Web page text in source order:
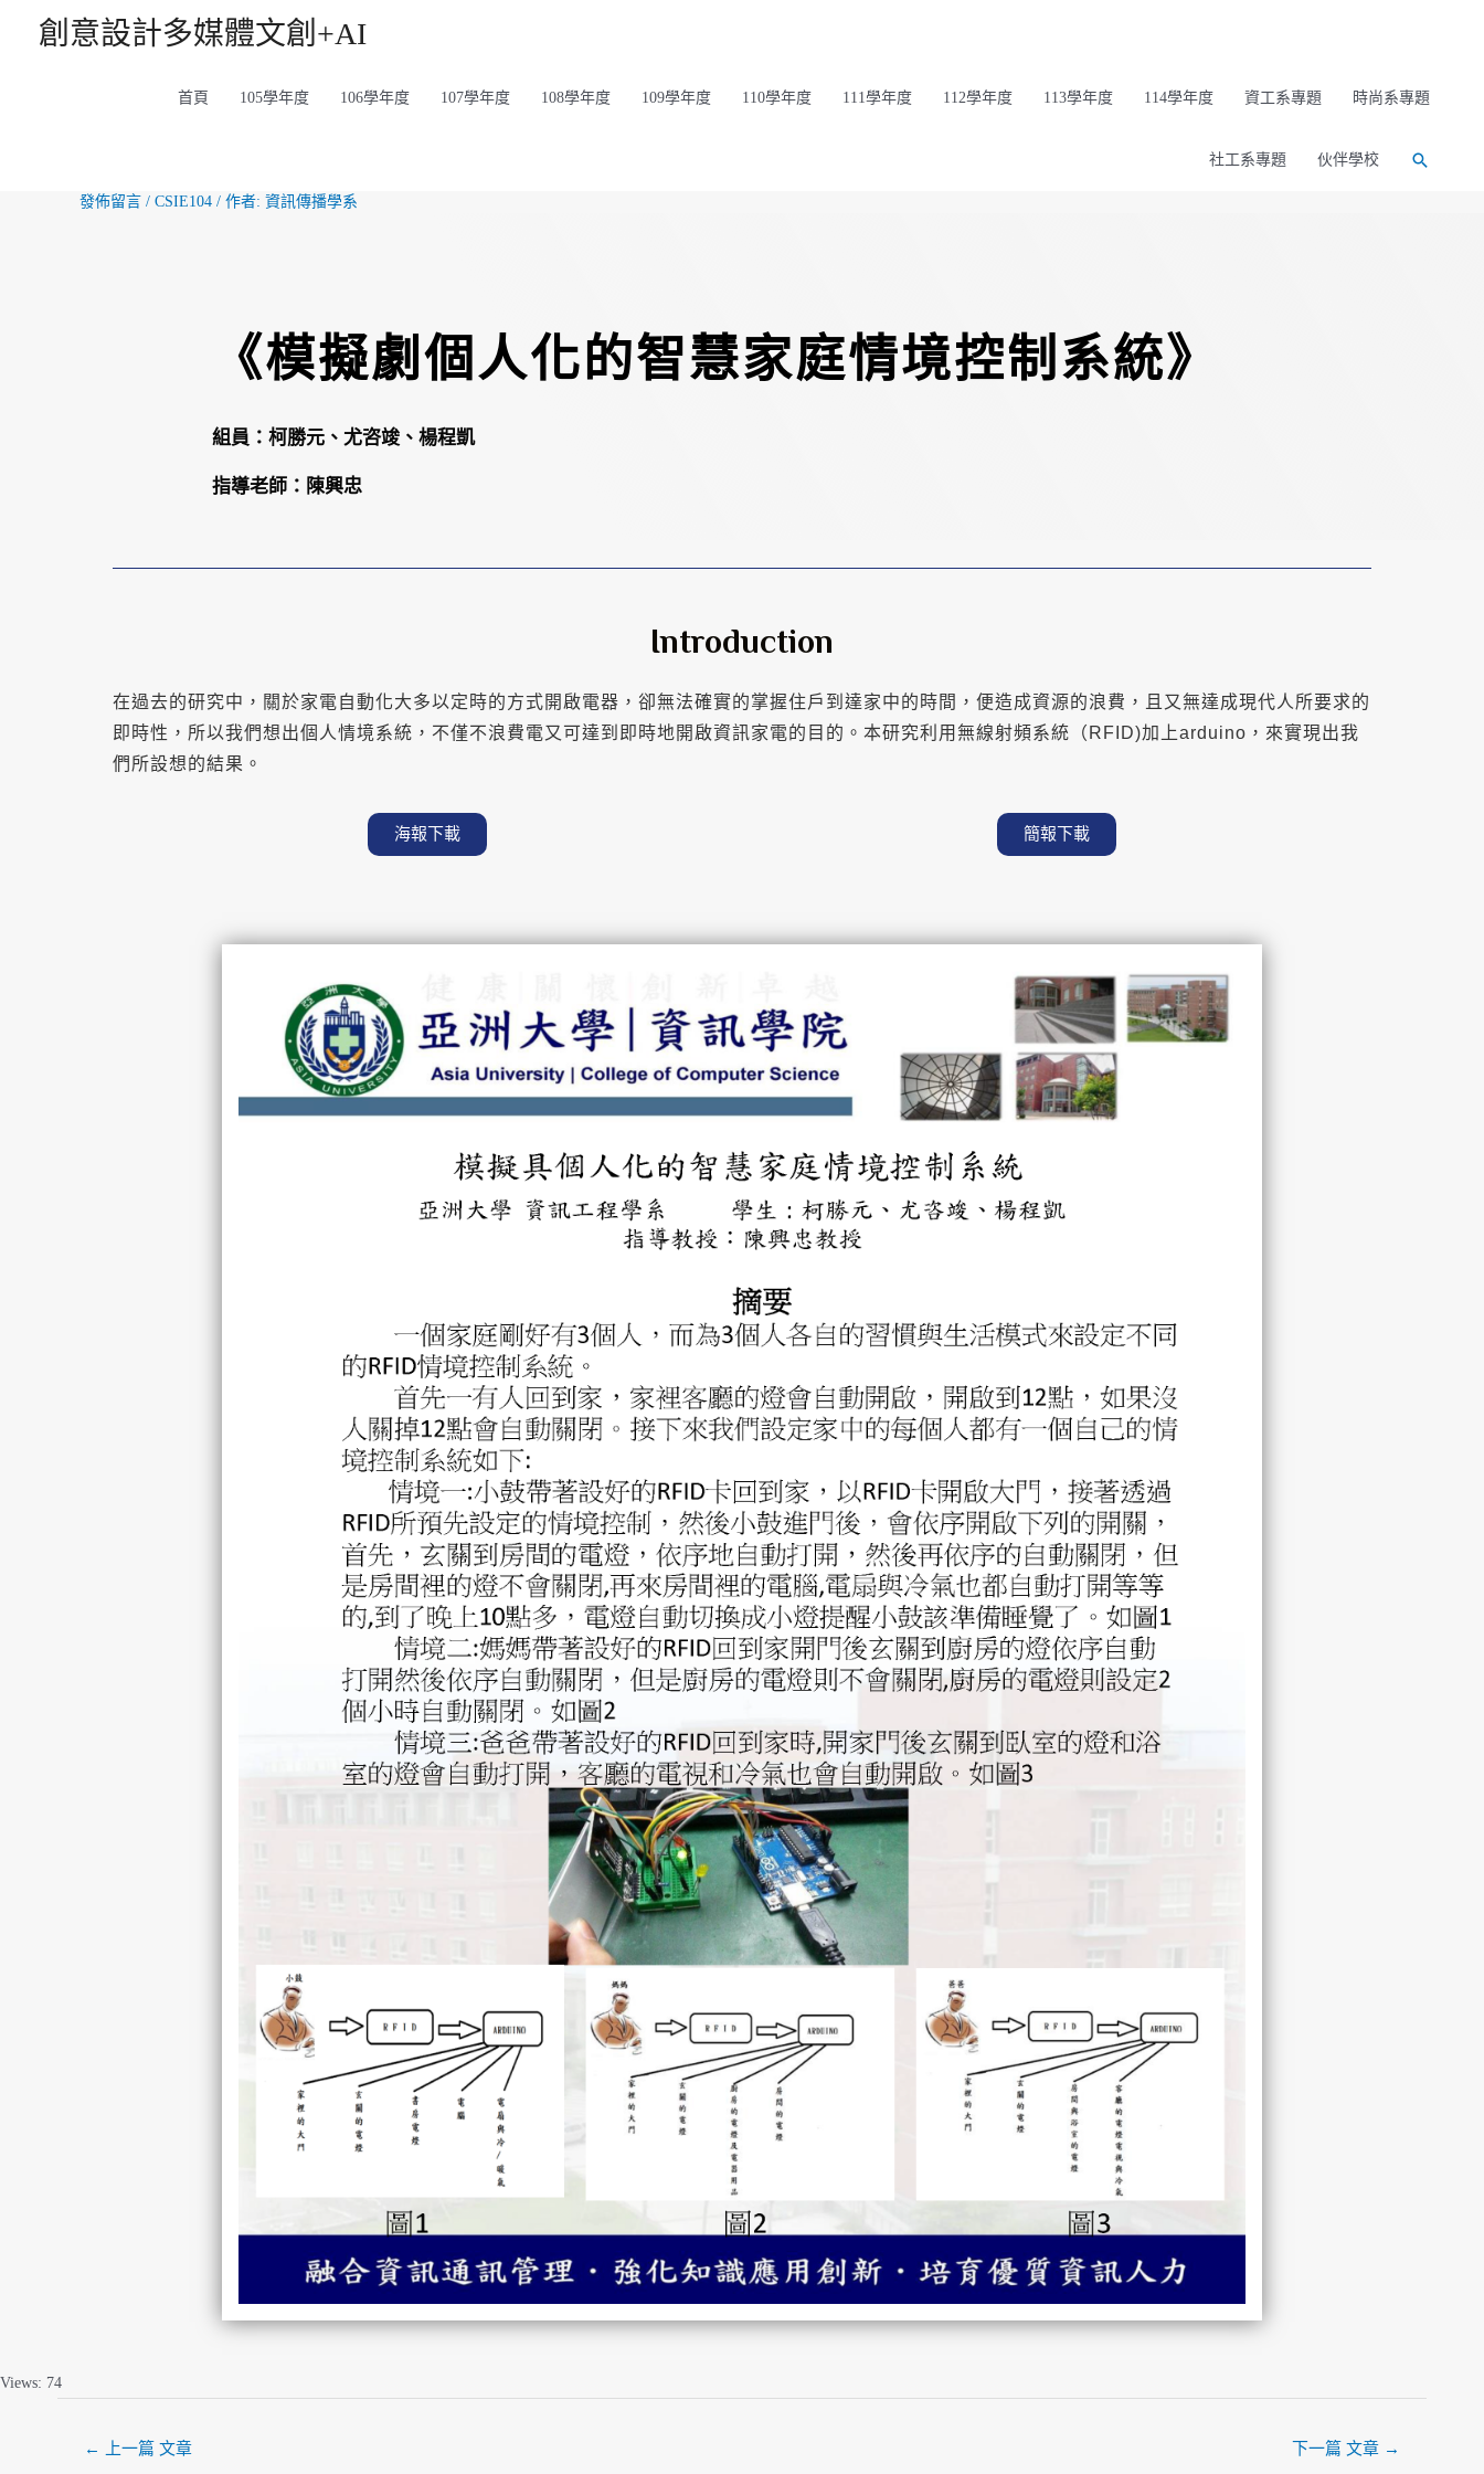
創意設計多媒體文創+AI
首頁 105學年度 106學年度 107學年度 108學年度 109學年度 110學年度 111學年度 112學年度 113學年度 114學年度 資工系專題 時尚系專題
社工系專題 伙伴學校
發佈留言 / CSIE104 / 作者: 資訊傳播學系
《模擬劇個人化的智慧家庭情境控制系統》
組員： 柯勝元、尤咨竣、楊程凱
指導老師：陳興忠
Introduction
在過去的研究中，關於家電自動化大多以定時的方式開啟電器，卻無法確實的掌握住戶到達家中的時間，便造成資源的浪費，且又無達成現代人所要求的
即時性，所以我們想出個人情境系統，不僅不浪費電又可達到即時地開啟資訊家電的目的。本研究利用無線射頻系統（RFID)加上arduino，來實現出我
們所設想的結果。
海報下載 簡報下載
Views: 74
← 上一篇 文章 下一篇 文章 →